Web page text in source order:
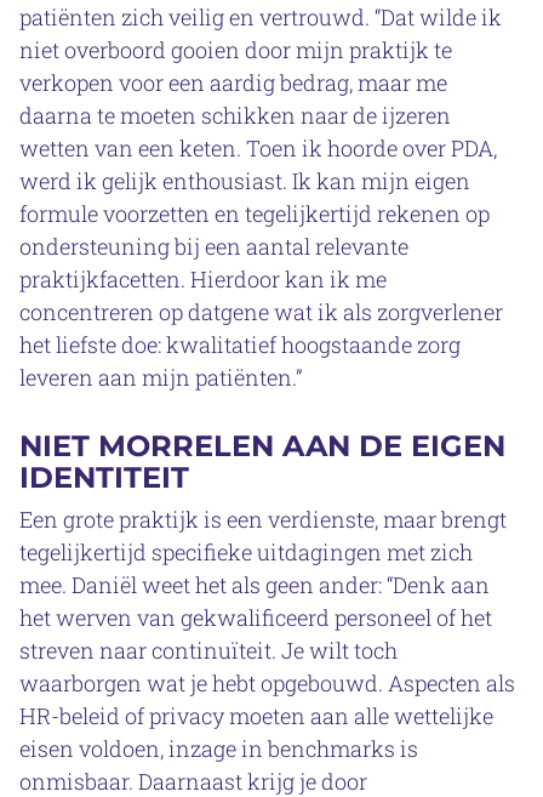
patiënten zich veilig en vertrouwd. “Dat wilde ik
niet overboord gooien door mijn praktijk te
verkopen voor een aardig bedrag, maar me
daarna te moeten schikken naar de ijzeren
wetten van een keten. Toen ik hoorde over PDA,
werd ik gelijk enthousiast. Ik kan mijn eigen
formule voorzetten en tegelijkertijd rekenen op
ondersteuning bij een aantal relevante
praktijkfacetten. Hierdoor kan ik me
concentreren op datgene wat ik als zorgverlener
het liefste doe: kwalitatief hoogstaande zorg
leveren aan mijn patiënten.”
NIET MORRELEN AAN DE EIGEN
IDENTITEIT
Een grote praktijk is een verdienste, maar brengt
tegelijkertijd specifieke uitdagingen met zich
mee. Daniël weet het als geen ander: “Denk aan
het werven van gekwalificeerd personeel of het
streven naar continuïteit. Je wilt toch
waarborgen wat je hebt opgebouwd. Aspecten als
HR-beleid of privacy moeten aan alle wettelijke
eisen voldoen, inzage in benchmarks is
onmisbaar. Daarnaast krijg je door